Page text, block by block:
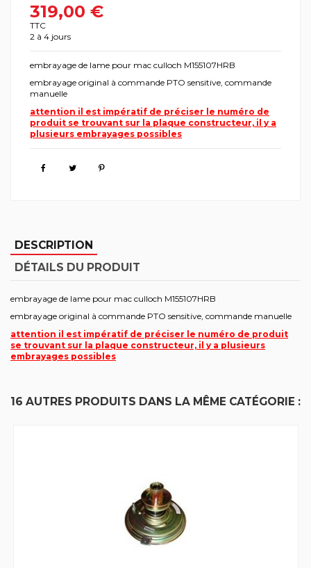
319,00 €
TTC
2 à 4 jours
embrayage de lame pour mac culloch M155107HRB
embrayage original à commande PTO sensitive, commande
manuelle
attention il est impératif de préciser le numéro de
produit se trouvant sur la plaque constructeur, il y a
plusieurs embrayages possibles
DESCRIPTION
DÉTAILS DU PRODUIT
embrayage de lame pour mac culloch M155107HRB
embrayage original à commande PTO sensitive, commande manuelle
attention il est impératif de préciser le numéro de produit
se trouvant sur la plaque constructeur, il y a plusieurs
embrayages possibles
16 AUTRES PRODUITS DANS LA MÊME CATÉGORIE :